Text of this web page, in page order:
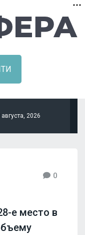
августа, 2026
0
е место в